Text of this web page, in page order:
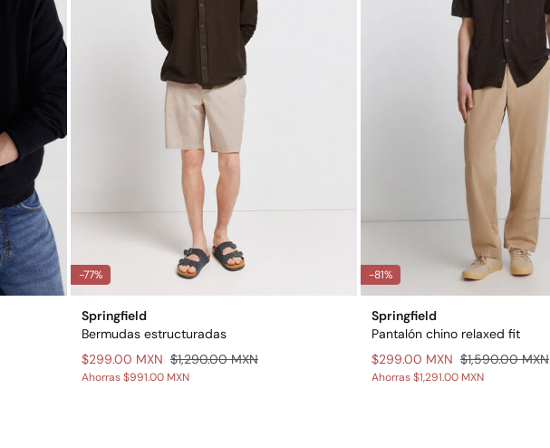
-77%
Springfield
Bermudas estructuradas
$299.00 MXN $1,290.00 MXN
Ahorras$991.00 MXN
-81%
Springfield
Pantalón chino relaxed fit
$299.00 MXN $1,590.00 MXN
Ahorras$1,291.00 MXN